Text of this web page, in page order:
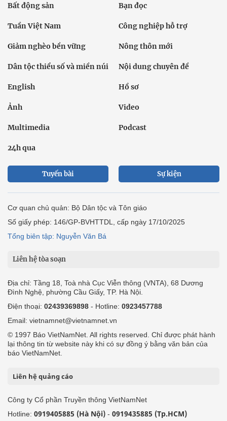
Bất động sản Bạn đọc
Tuần Việt Nam Công nghiệp hỗ trợ
Giảm nghèo bền vững Nông thôn mới
Dân tộc thiểu số và miền núi Nội dung chuyên đề
English Hồ sơ
Ảnh Video
Multimedia Podcast
24h qua
Tuyến bài Sự kiện
Cơ quan chủ quản: Bộ Dân tộc và Tôn giáo
Số giấy phép: 146/GP-BVHTTDL, cấp ngày 17/10/2025
Tổng biên tập: Nguyễn Văn Bá
Liên hệ tòa soạn
Địa chỉ: Tầng 18, Toà nhà Cục Viễn thông (VNTA), 68 Dương
Đình Nghệ, phường Cầu Giấy, TP. Hà Nội.
Điện thoại: 02439369898 - Hotline: 0923457788
Email: vietnamnet@vietnamnet.vn
© 1997 Báo VietNamNet. All rights reserved. Chỉ được phát hành
lại thông tin từ website này khi có sự đồng ý bằng văn bản của
báo VietNamNet.
Liên hệ quảng cáo
Công ty Cổ phần Truyền thông VietNamNet
Hotline: 0919405885 (Hà Nội) - 0919435885 (Tp.HCM)